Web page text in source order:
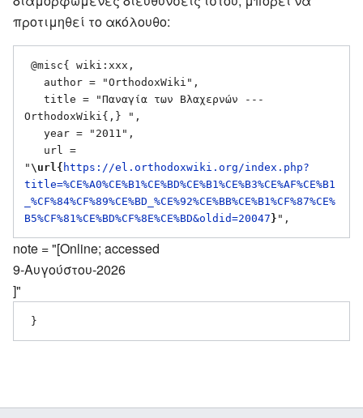
προτιμηθεί το ακόλουθο:
OrthodoxWiki{,} ",
" \url{ https://el.orthodoxwiki.org/index.php?
title=%CE%A0%CE%B1%CE%BD%CE%B1%CE%B3%CE%AF%CE%B1
_%CF%84%CF%89%CE%BD_%CE%92%CE%BB%CE%B1%CF%87%CE%
B5%CF%81%CE%BD%CF%8E%CE%BD&oldid=20047 }
note = "[Online; accessed
9-Αυγούστου-2026
]"